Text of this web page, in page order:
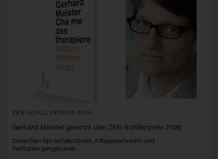
ZKB-SCHILLERPREIS 2026
Gerhard Meister gewinnt den ZKB-Schillerpreis 2026
Zwischen Sprachakrobatik, Alltagswahnsinn und
Weltuntergangskomik